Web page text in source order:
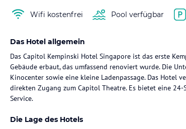
Wifi kostenfrei Pool verfügbar
Das Hotel allgemein
Das Capitol Kempinski Hotel Singapore ist das erste
Gebäude erbaut, das umfassend renoviert wurde. Die
Kinocenter sowie eine kleine Ladenpassage. Das Hotel
direkten Zugang zum Capitol Theatre. Es bietet eine
Service.
Die Lage des Hotels